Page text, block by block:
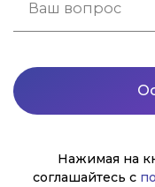
Нажимая на
соглашайтесь с